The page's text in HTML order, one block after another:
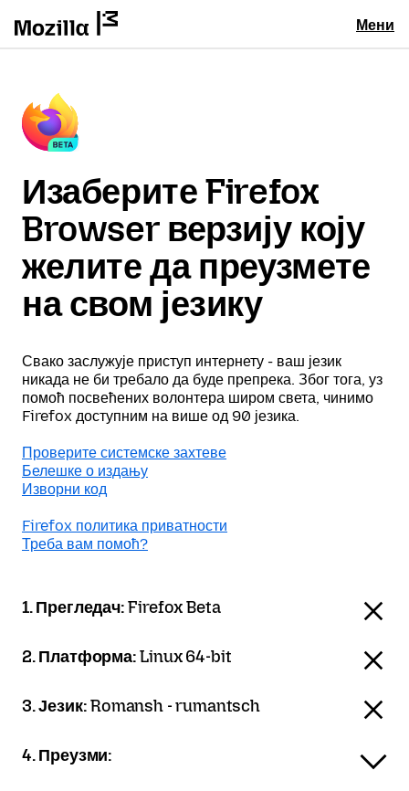
Мени
Изаберите Firefox
Browser верзију коју
желите да преузмете
на свом језику
Свако заслужује приступ интернету - ваш језик
никада не би требало да буде препрека. Због тога, уз
помоћ посвећених волонтера широм света, чинимо
Firefox доступним на више од 90 језика.
Проверите системске захтеве
Белешке о издању
Изворни код
Firefox политика приватности
Треба вам помоћ?
1. Прегледач:Firefox Beta
2. Платформа:Linux 64-bit
3. Језик:Romansh - rumantsch
4. Преузми: